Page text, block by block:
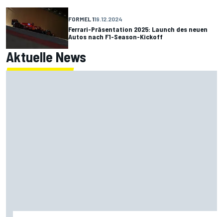
FORMEL 119.12.2024
Ferrari-Präsentation 2025: Launch des neuen
Autos nach F1-Season-Kickoff
Aktuelle News